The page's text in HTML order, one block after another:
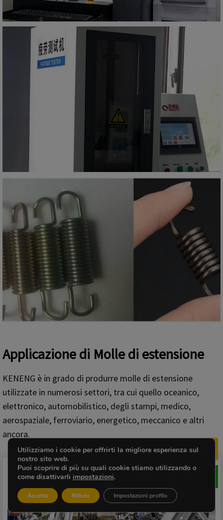
Applicazione di Molle di estensione
KENENG è in grado di produrre molle di estensione
utilizzate in numerosi settori, tra cui quello oceanico,
elettronico, automobilistico, degli stampi, medico,
aerospaziale, ferroviario, energetico, meccanico e altri
ancora.
Utilizziamo i cookie per offrirti la migliore esperienza sul
nostro sito web.
Puoi scoprire di più su quali cookie stiamo utilizzando o
come disattivarli impostazioni.
Accetta Rifiuto Impostazioni profilo